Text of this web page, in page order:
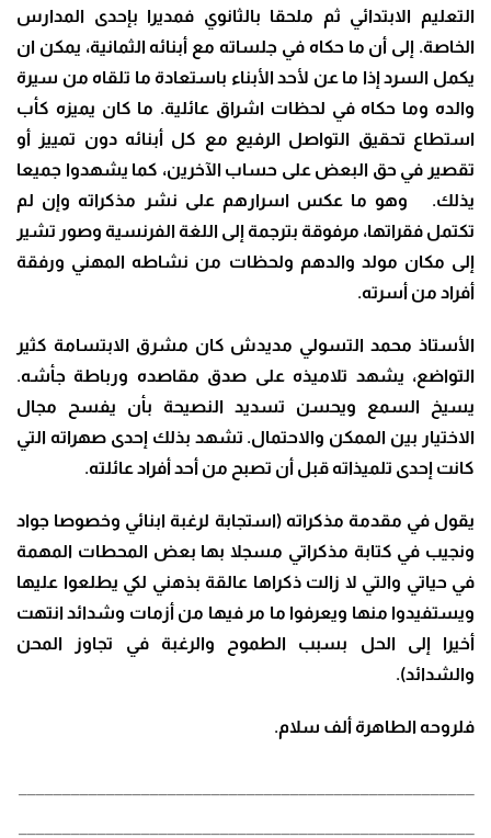
التعليم الابتدائي ثم ملحقا بالثانوي فمديرا بإحدى المدارس
الخاصة. إلى أن ما حكاه في جلساته مع أبنائه الثمانية، يمكن ان
يكمل السرد إذا ما عن لأحد الأبناء باستعادة ما تلقاه من سيرة
والده وما حكاه في لحظات اشراق عائلية. ما كان يميزه كأب
استطاع تحقيق التواصل الرفيع مع كل أبنائه دون تمييز أو
تقصير في حق البعض على حساب الآخرين، كما يشهدوا جميعا
يذلك. وهو ما عكس اسرارهم على نشر مذكراته وإن لم
تكتمل فقراتها، مرفوقة بترجمة إلى اللغة الفرنسية وصور تشير
إلى مكان مولد والدهم ولحظات من نشاطه المهني ورفقة
أفراد من أسرته.
الأستاذ محمد التسولي مديدش كان مشرق الابتسامة كثير
التواضع، يشهد تلاميذه على صدق مقاصده ورباطة جأشه.
يسيخ السمع ويحسن تسديد النصيحة بأن يفسح مجال
الاختيار بين الممكن والاحتمال. تشهد بذلك إحدى صهراته التي
كانت إحدى تلميذاته قبل أن تصبح من أحد أفراد عائلته.
يقول في مقدمة مذكراته (استجابة لرغبة ابنائي وخصوصا جواد
ونجيب في كتابة مذكراتي مسجلا بها بعض المحطات المهمة
في حياتي والتي لا زالت ذكراها عالقة بذهني لكي يطلعوا عليها
ويستفيدوا منها ويعرفوا ما مر فيها من أزمات وشدائد انتهت
أخيرا إلى الحل بسبب الطموح والرغبة في تجاوز المحن
والشدائد).
فلروحه الطاهرة ألف سلام.